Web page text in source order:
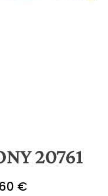
20761
€Price